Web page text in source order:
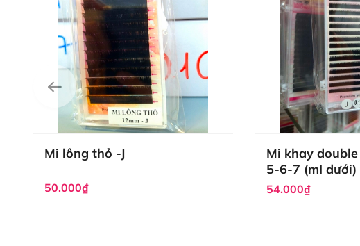
1.2 Đặc Điểm Nổi Bật
Mi fan sẵn 4D được tạo từ 6 sợi mi riêng lẻ, tụ họp lại tại một
cung cấp sản phẩm này với các thông số kỹ thuật sau:
Thông Số Kỹ Thuật/Đặc Trưng Cơ BảnTên Sản Phẩm: Fan
Chất Liệu: Mi Lụa Mềm Mại
Độ Cong: B, C, CC, D, U, M, L
Độ Dài: 7mm đến 20mm
Độ Dày: 0.07mm, 0.05mm
Số Sợi Mi Trên Mỗi Fan: 6 sợi đồng đều
Mi lông thỏ -J
50.000₫
Mi khay
5-6-7 (mI dưới)
54.000₫